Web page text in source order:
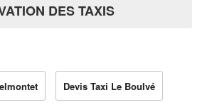
DES TAXIS
Devis Taxi Le Boulvé